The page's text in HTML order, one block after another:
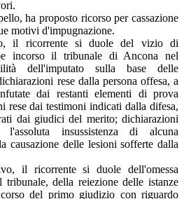
ha proposto ricorso per cassazione
motivi d'impugnazione.
il ricorrente si duole del vizio di
incorso il tribunale di Ancona nel
dell'imputato sulla base delle
rese dalla persona offesa, a
dai restanti elementi di prova
rese dai testimoni indicati dalla difesa,
dai giudici del merito; dichiarazioni
insussistenza di alcuna
causazione delle lesioni sofferte dalla
il ricorrente si duole dell'omessa
tribunale, della reiezione delle istanze
del primo giudizio con riguardo